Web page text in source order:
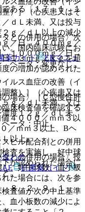
）］（心疾患又はそ
ｄＬ未満、又は投与
ｇ／ｄＬ以上の減少
ｇ／日→４００ｍｇ／
１０００ｍｇ／日→
ベータ；変更なし。
ルス血症の改善（イ
整）］（心疾患又は
ｇ／ｄＬ未満、又は
度１２ｇ／ｄＬ未
ータ；中止。
ビル配合剤との併用
査を実施し、好中球
が認められた場合に
と。
査値が次の中止基準
血小板数の減少によ
ある〔１７．１．１
との併用の場合〉次
。国内臨床試験にお
１３ｍｇ／ｋｇを超
の増加が認められた
場合〉［Ｃ型慢性肝
床検査値を確認する
４０００／ｍｍ３以
／ｍｍ３以上、Bヘ
以上。
との併用の場合〉投
、好中球数、血小板
た場合には、次を参
８．２、９．１．
薬ガイド
ERマニュ
合わせ
抗菌薬ガイド